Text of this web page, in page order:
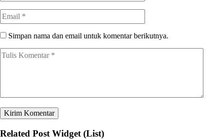
Simpan nama dan email untuk komentar berikutnya.
Related Post Widget (List)